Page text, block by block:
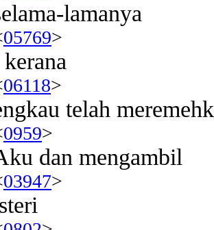
lamanya
05769>
kerana
06118>
telah
0959>
dan mengambil
03947>